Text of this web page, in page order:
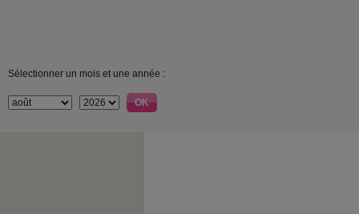
Sélectionner un mois et une année :